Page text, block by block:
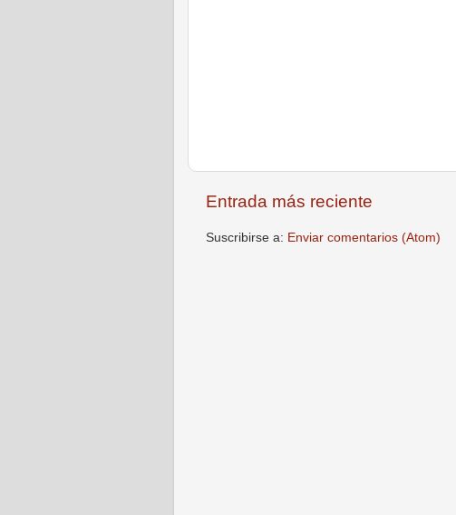
Entrada más reciente
Suscribirse a: Enviar comentarios (Atom)